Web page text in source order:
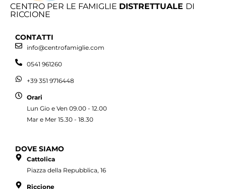
CENTRO PER LE FAMIGLIE DISTRETTUALE DI
RICCIONE
CONTATTI
info@centrofamiglie.com
0541 961260
+39 351 9716448
Orari
Lun Gio e Ven 09.00 - 12.00
Mar e Mer 15.30 - 18.30
DOVE SIAMO
Cattolica
Piazza della Repubblica, 16
Riccione